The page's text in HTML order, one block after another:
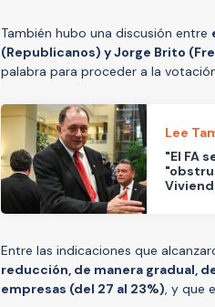
También hubo una discusión entre
(Republicanos) y Jorge Brito
palabra para proceder a la
Lee
"El FA
Entre las indicaciones que
reducción, de manera gradual,
empresas (del 27 al 23%), y que